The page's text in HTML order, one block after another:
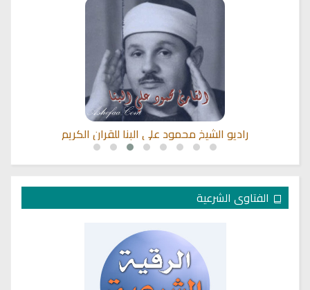
راديو الشيخ محمود علي البنا للقران الكريم
الفتاوى الشرعية